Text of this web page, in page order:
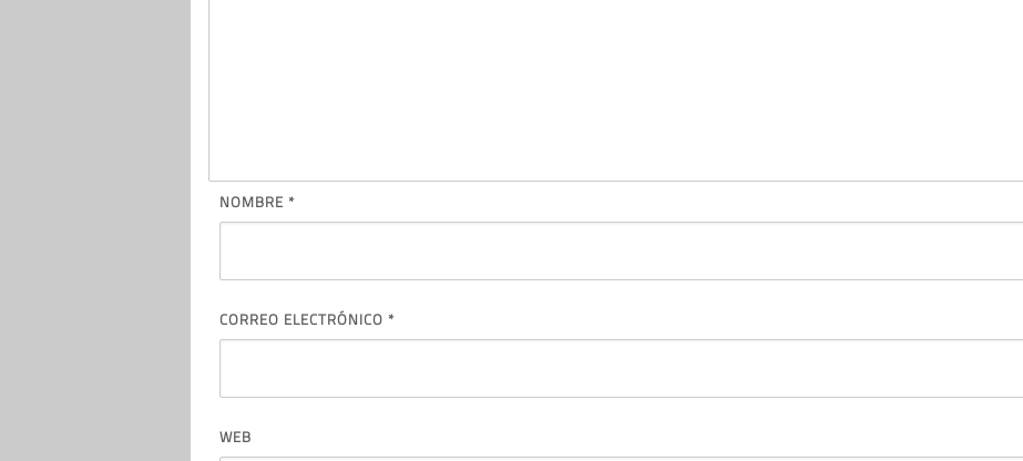
NOMBRE *
CORREO ELECTRÓNICO *
WEB